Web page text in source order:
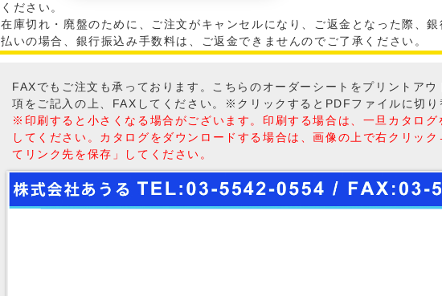
ください。
在庫切れ・廃盤のために、ご注文がキャンセルになり、ご返金となった際、
払いの場合、銀行振込み手数料は、ご返金できませんのでご了承ください。
FAXでもご注文も承っております。こちらのオーダーシートをプリントアウ
項をご記入の上、FAXしてください。※クリックするとPDFファイルに切り
※印刷すると小さくなる場合がございます。印刷する場合は、一旦カタログ
してください。カタログをダウンロードする場合は、画像の上で右クリッ
てリンク先を保存」してください。